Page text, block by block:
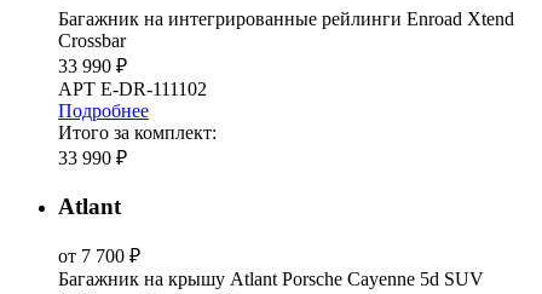
Багажник на интегрированные рейлинги Enroad Xtend
Crossbar
33 990 ₽
АРТ E-DR-111102
Подробнее
Итого за комплект:
33 990 ₽
Atlant
от 7 700 ₽
Багажник на крышу Atlant Porsche Cayenne 5d SUV